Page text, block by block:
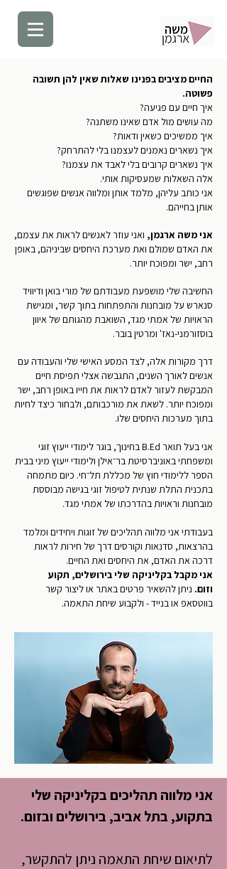
החיים מציבים בפנינו שאלות שאין להן תשובה
פשוטה.
איך חיים עם פגיעה?
מה עושים מול אדם שאינו משתנה?
איך ממשיכים כשאין ודאות?
איך נשארים נאמנים לעצמנו בלי להתרחק?
איך נשארים קרובים בלי לאבד את עצמנו?
אלה השאלות שמעסיקות אותי.
אני כותב עליהן, מלמד אותן ומלווה אנשים שפוגשים
אותן בחייהם.
אני משה ארגמן, ואני עוזר לאנשים לראות את עצמם,
את האדם שמולם ואת מערכת היחסים שביניהם, באופן
רחב, ישר ומפוכח יותר.
החשיבה שלי מושפעת מעבודתם של מורי בואן ודיוויד
סנארש על מובחנות והתפתחות בתוך קשר, ומגישת
הראויות של אמתי מגד, השואבת מהגותם של איוון
בוסזורמני-נאז' ומרטין בובר.
דרך מקורות אלה, לצד המסע האישי שלי והעבודה עם
אנשים לאורך השנים, התגבשה אצלי תפיסת חיים
המבקשת לעזור לאדם לראות את חייו באופן רחב, ישר
ומפוכח יותר. לשאת את מורכבותם, ולבחור כיצד לחיות
בתוך מערכות היחסים שלו.
אני בעל תואר B.Edבחינוך, בוגר לימודי ייעוץ זוגי
ומשפחתי באוניברסיטת בר־אילן ולימודי ייעוץ מיני בבית
הספר ללימודי חוץ של מכללת תל־חי. כיום מתמחה
בתכנית התלת שנתית לטיפול זוגי בגישה מבוססת
מובחנות וראויות בהדרכתו של אמתי מגד.
בעבודתי אני מלווה תהליכים של זוגות ויחידים ומלמד
בהרצאות, סדנאות וקורסים דרך של חירות לראות
דרכה את האדם, את היחסים ואת החיים.
אני מקבל בקליניקה שלי בירושלים, תקוע
וזום. ניתן להשאיר פרטים באתר או ליצור קשר
בווטסאפ או בנייד - ולקבוע שיחת התאמה.
אני מלווה תהליכים בקליניקה שלי
בתקוע, בתל אביב, בירושלים ובזום.
לתיאום שיחת התאמה ניתן להתקשר,